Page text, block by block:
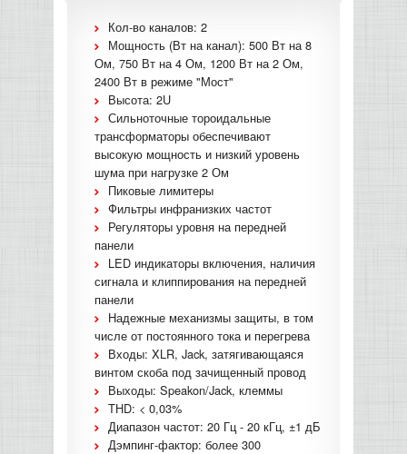
CD|DVD|FLASH|USB ПЛЕЕРЫ,
РЕКОРДЕРЫ
САБВУФЕРЫ АКТИВНЫЕ
КОМПЛЕКТУЮЩИЕ ДЛЯ
АКУСТИЧЕСКИХ СИСТЕМ
КОНТРОЛЛЕРЫ АС И КРОССОВЕРЫ
НАУШНИКИ
ДОСТАВКА
ОПЛАТА
КОНТАКТЫ
Кол-во каналов: 2
Мощность (Вт на канал): 500 Вт на 8
Ом, 750 Вт на 4 Ом, 1200 Вт на 2 Ом,
2400 Вт в режиме "Мост"
Высота: 2U
Сильноточные тороидальные
трансформаторы обеспечивают
высокую мощность и низкий уровень
шума при нагрузке 2 Ом
Пиковые лимитеры
Фильтры инфранизких частот
Регуляторы уровня на передней
панели
LED индикаторы включения, наличия
сигнала и клиппирования на передней
панели
Надежные механизмы защиты, в том
числе от постоянного тока и перегрева
Входы: XLR, Jack, затягивающаяся
винтом скоба под зачищенный провод
Выходы: Speakon/Jack, клеммы
THD: < 0,03%
Диапазон частот: 20 Гц - 20 кГц, ±1 дБ
Дэмпинг-фактор: более 300